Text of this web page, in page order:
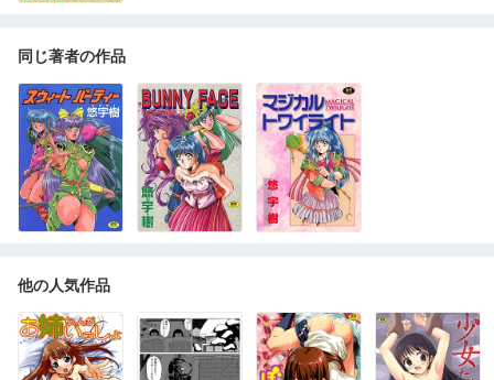
同じ著者の作品
他の人気作品